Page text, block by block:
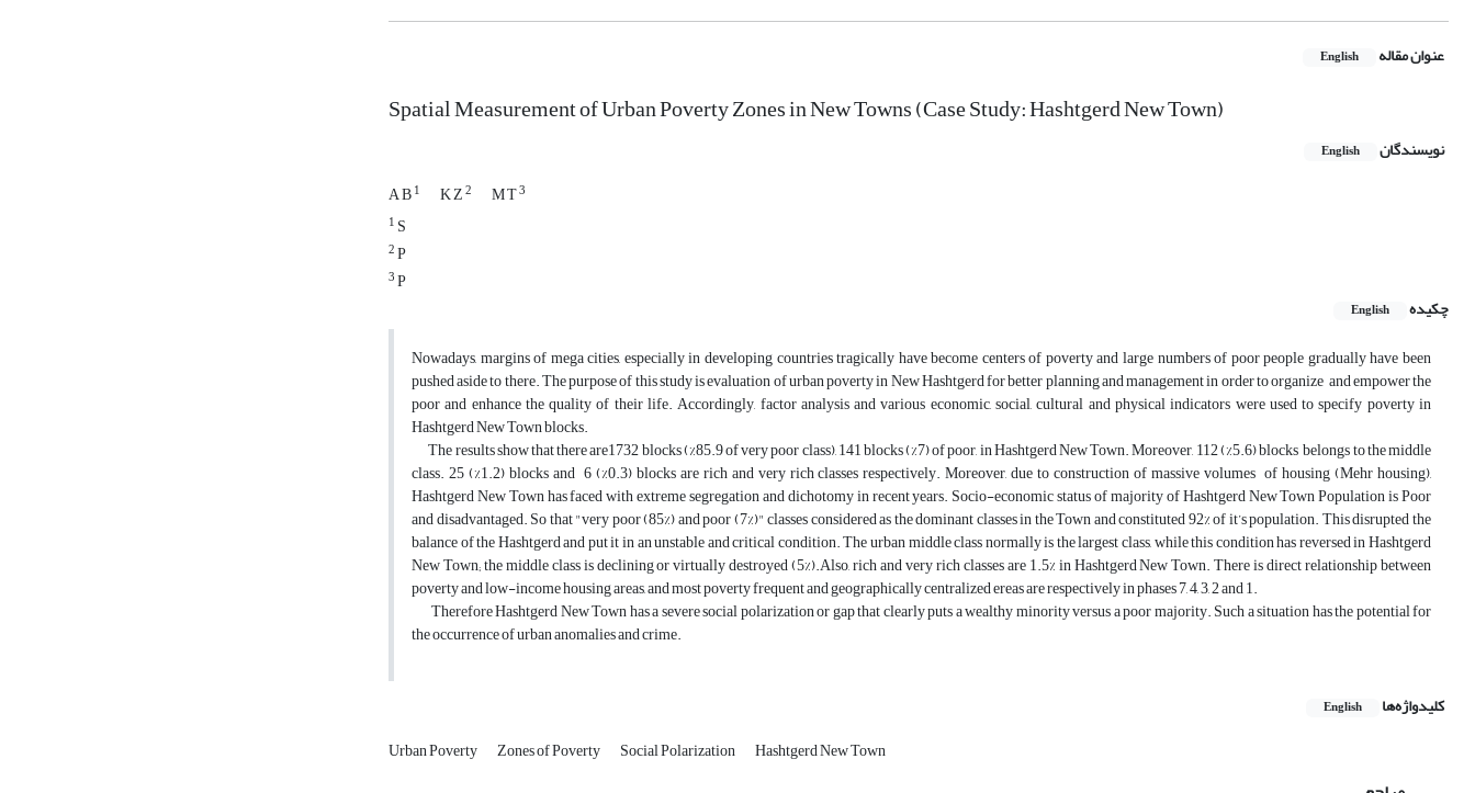
عنوان مقاله English
Spatial Measurement of Urban Poverty Zones in New Towns (Case Study: Hashtgerd New Town)
نویسندگان English
A B1 K Z2 M T3
1 S
2P
3P
چکیده
English
Nowadays, margins of mega cities, especially in developing countries tragically have become centers of poverty and large numbers of poor people gradually have been
pushed aside to there. The purpose of this study is evaluation of urban poverty in New Hashtgerd for better planning and management in order to organize and empower the
poor and enhance the quality of their life. Accordingly, factor analysis and various economic, social, cultural and physical indicators were used to specify poverty in
Hashtgerd New Town blocks.
The results show that there are1732 blocks (%85.9 of very poor class), 141 blocks (%7) of poor, in Hashtgerd New Town. Moreover, 112 (%5.6) blocks belongs to the middle
class. 25 (%1.2) blocks and 6 (%0.3) blocks are rich and very rich classes respectively. Moreover, due to construction of massive volumes of housing (Mehr housing),
Hashtgerd New Town has faced with extreme segregation and dichotomy in recent years. Socio-economic status of majority of Hashtgerd New Town Population is Poor
and disadvantaged. So that "very poor (85%) and poor (7%)" classes considered as the dominant classes in the Town and constituted 92% of it’s population. This disrupted the
balance of the Hashtgerd and put it in an unstable and critical condition. The urban middle class normally is the largest class, while this condition has reversed in Hashtgerd
New Town; the middle class is declining or virtually destroyed (5%).Also, rich and very rich classes are 1.5% in Hashtgerd New Town. There is direct relationship between
poverty and low-income housing areas, and most poverty frequent and geographically centralized ereas are respectively in phases 7, 4, 3, 2 and 1.
Therefore Hashtgerd New Town has a severe social polarization or gap that clearly puts a wealthy minority versus a poor majority. Such a situation has the potential for
the occurrence of urban anomalies and crime.
کلیدواژه‌ها English
Urban Poverty Zones of Poverty Social Polarization Hashtgerd New Town